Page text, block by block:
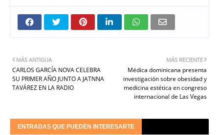
MÁS RECIENTE
Médica dominicana presenta
investigación sobre obesidad y
medicina estética en congreso
internacional de Las Vegas
MÁS ANTIGUA
CARLOS GARCÍA NOVA CELEBRA
SU PRIMER AÑO JUNTO A JATNNA
TAVÁREZ EN LA RADIO
ENTRADAS QUE PUEDEN INTERESARTE